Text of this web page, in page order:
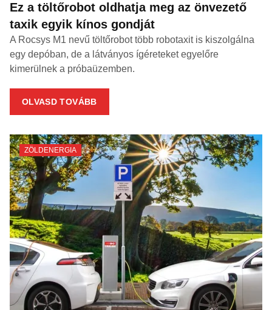
Ez a töltőrobot oldhatja meg az önvezető
taxik egyik kínos gondját
A Rocsys M1 nevű töltőrobot több robotaxit is kiszolgálna
egy depóban, de a látványos ígéreteket egyelőre
kimerülnek a próbaüzemben.
OLVASD TOVÁBB
ZÖLDENERGIA